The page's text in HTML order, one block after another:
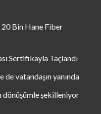
20 Bin Hane Fiber
Sertifikayla Taçlandı
vatandaşın yanında
dönüşümle şekilleniyor